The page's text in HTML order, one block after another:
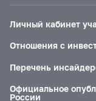
Личный кабинет
Отношения с
Перечень
Официальное
России